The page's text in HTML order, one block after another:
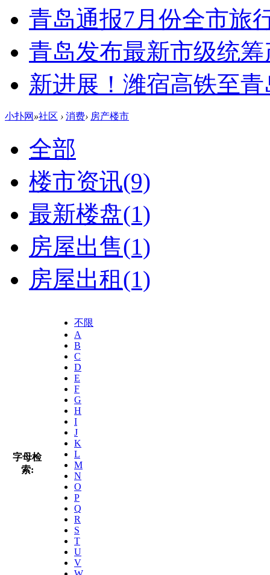
青岛通报7月份全市旅
青岛发布最新市级统
新进展！潍宿高铁至
小扑网 »社区 › 消费› 房产楼市
全部
楼市资讯(9)
最新楼盘(1)
房屋出售(1)
房屋出租(1)
字母检
索:
不限
A
B
C
D
E
F
G
H
I
J
K
L
M
N
O
P
Q
R
S
T
U
V